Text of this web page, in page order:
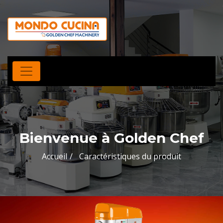
Bienvenue à Golden Chef
Accueil Caractéristiques du produit